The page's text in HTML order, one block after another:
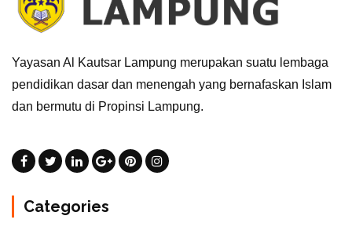
Yayasan Al Kautsar Lampung merupakan suatu lembaga
pendidikan dasar dan menengah yang bernafaskan Islam
dan bermutu di Propinsi Lampung.
Categories